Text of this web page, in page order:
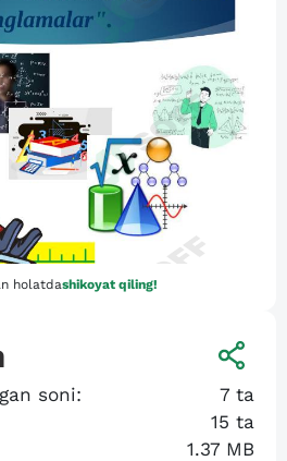
holatdashikoyat qiling!
soni: 7 ta
15 ta
1.37 MB